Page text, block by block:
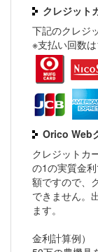
クレジット
下記のクレジ
※支払い回数
Orico Web
クレジットカ
の1の実質金
額ですので、
できません。
ます。
金利計算例）